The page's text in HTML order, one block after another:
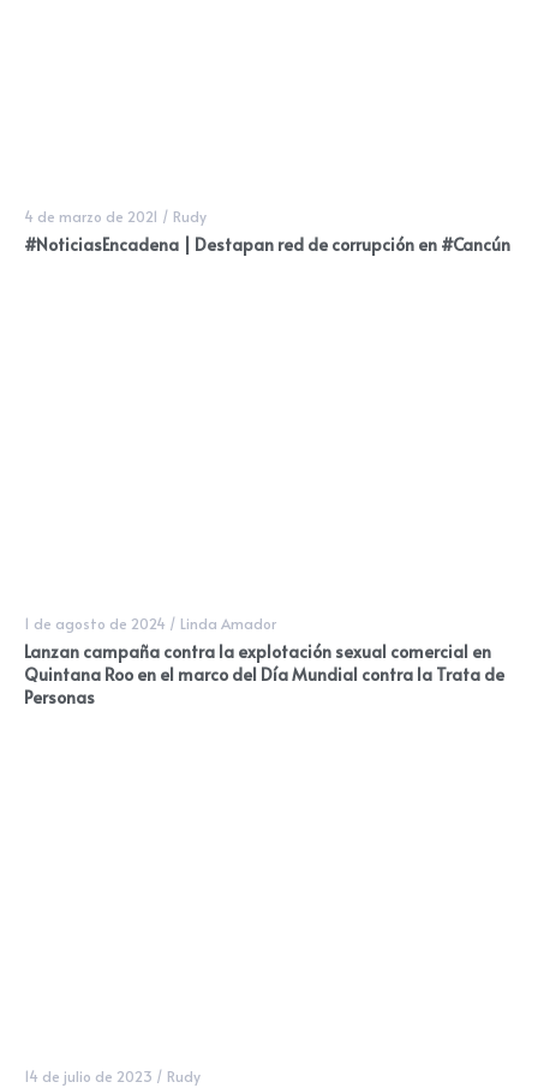
4 de marzo de 2021 / Rudy
#NoticiasEncadena | Destapan red de corrupción en #Cancún
1 de agosto de 2024 / Linda Amador
Lanzan campaña contra la explotación sexual comercial en
Quintana Roo en el marco del Día Mundial contra la Trata de
Personas
14 de julio de 2023 / Rudy